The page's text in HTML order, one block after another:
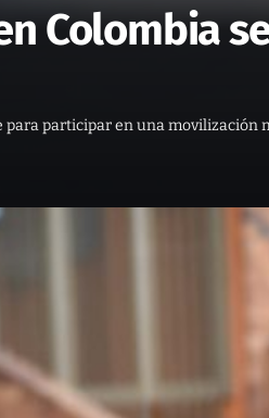
Colombia
participar en una